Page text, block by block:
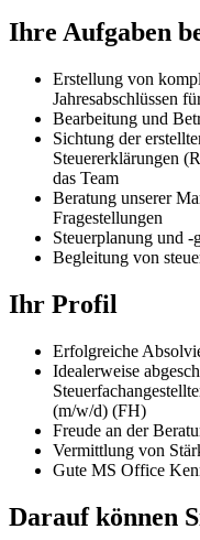
Ihre Aufgaben
Erstellung von
Jahresabschlüssen
Bearbeitung und
Sichtung der
Steuererklärungen
das Team
Beratung unserer
Fragestellungen
Steuerplanung und -
Begleitung von
Ihr Profil
Erfolgreiche
Idealerweise
(m/w/d) (FH)
Freude an der
Vermittlung von
Gute MS Office
Darauf können